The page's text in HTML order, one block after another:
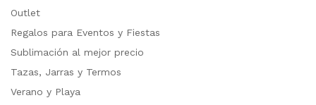
Outlet
Regalos para Eventos y Fiestas
Sublimación al mejor precio
Tazas, Jarras y Termos
Verano y Playa